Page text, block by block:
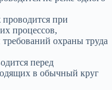
при
процессов,
охраны труда
перед
в обычный круг